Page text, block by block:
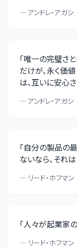
— アンドレ・アガシ
「唯一の完璧さ
だけが、永く価
は、互いに安心
— アンドレ・アガシ
「自分の製品の
ないなら、それ
— リード・ホフマン
「人々が起業家の
— リード・ホフマン